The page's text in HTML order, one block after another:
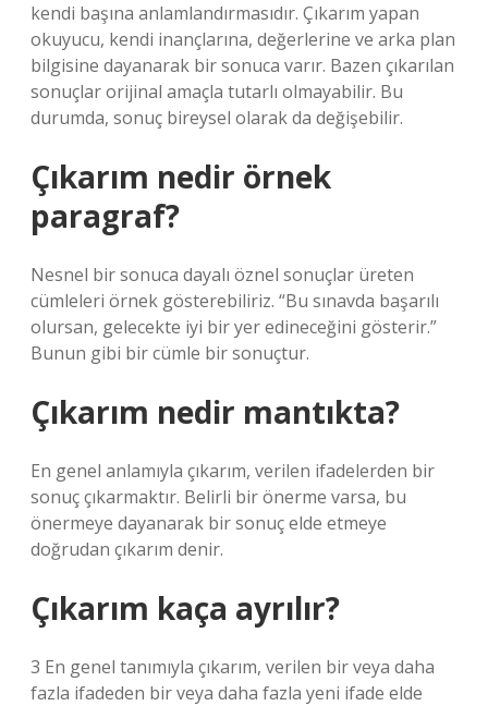
kendi başına anlamlandırmasıdır. Çıkarım yapan
okuyucu, kendi inançlarına, değerlerine ve arka plan
bilgisine dayanarak bir sonuca varır. Bazen çıkarılan
sonuçlar orijinal amaçla tutarlı olmayabilir. Bu
durumda, sonuç bireysel olarak da değişebilir.
Çıkarım nedir örnek
paragraf?
Nesnel bir sonuca dayalı öznel sonuçlar üreten
cümleleri örnek gösterebiliriz. “Bu sınavda başarılı
olursan, gelecekte iyi bir yer edineceğini gösterir.”
Bunun gibi bir cümle bir sonuçtur.
Çıkarım nedir mantıkta?
En genel anlamıyla çıkarım, verilen ifadelerden bir
sonuç çıkarmaktır. Belirli bir önerme varsa, bu
önermeye dayanarak bir sonuç elde etmeye
doğrudan çıkarım denir.
Çıkarım kaça ayrılır?
3 En genel tanımıyla çıkarım, verilen bir veya daha
fazla ifadeden bir veya daha fazla yeni ifade elde